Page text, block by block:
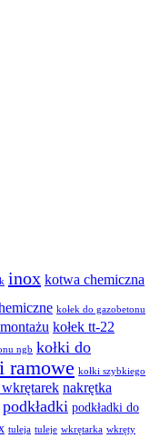
inox kotwa chemiczna
kołek do gazobetonu
kołek tt-22
ngb kołki do
ramowe kołki szybkiego
nakrętka
podkładki podkładki do
tuleja tuleje wkrętarka wkręty